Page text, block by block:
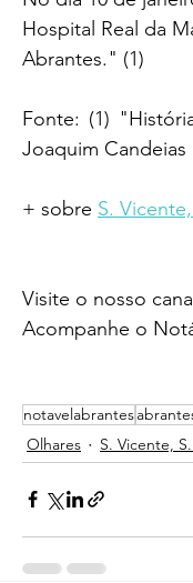
Hospital Real da
Abrantes." (1)
Fonte: (1)
Joaquim Candeias
+ sobre S.
Visite o nosso
Acompanhe o
notavelabrantes
Olhares
S. Vicente,